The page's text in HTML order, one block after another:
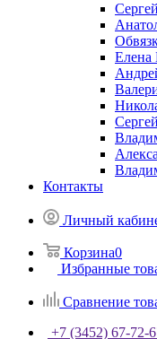
Елена
Контакты
Личный
Корзина0
Избранные
Сравнение
+7 (3452) 67-72-